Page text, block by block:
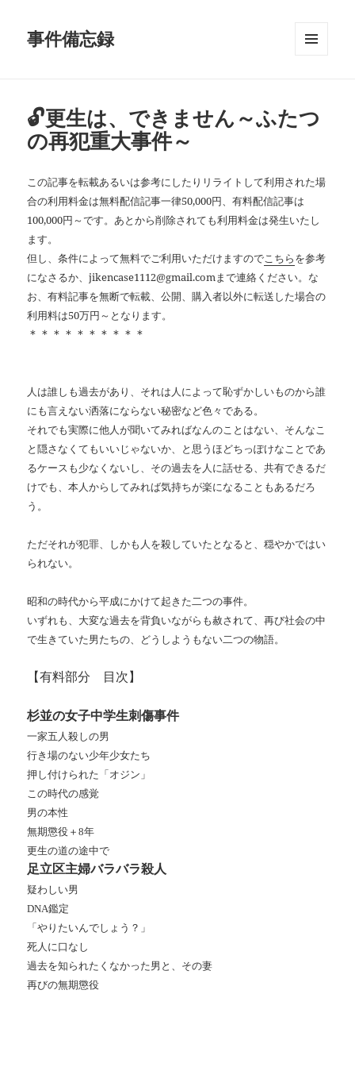
事件備忘録
🔓更生は、できません～ふたつ
の再犯重大事件～
この記事を転載あるいは参考にしたりリライトして利用された場
合の利用料金は無料配信記事一律50,000円、有料配信記事は
100,000円～です。あとから削除されても利用料金は発生いたし
ます。
但し、条件によって無料でご利用いただけますのでこちらを参考
になさるか、jikencase1112@gmail.comまで連絡ください。な
お、有料記事を無断で転載、公開、購入者以外に転送した場合の
利用料は50万円～となります。
＊＊＊＊＊＊＊＊＊＊
人は誰しも過去があり、それは人によって恥ずかしいものから誰
にも言えない洒落にならない秘密など色々である。
それでも実際に他人が聞いてみればなんのことはない、そんなこ
と隠さなくてもいいじゃないか、と思うほどちっぽけなことであ
るケースも少なくないし、その過去を人に話せる、共有できるだ
けでも、本人からしてみれば気持ちが楽になることもあるだろ
う。
ただそれが犯罪、しかも人を殺していたとなると、穏やかではい
られない。
昭和の時代から平成にかけて起きた二つの事件。
いずれも、大変な過去を背負いながらも赦されて、再び社会の中
で生きていた男たちの、どうしようもない二つの物語。
【有料部分 目次】
杉並の女子中学生刺傷事件
一家五人殺しの男
行き場のない少年少女たち
押し付けられた「オジン」
この時代の感覚
男の本性
無期懲役＋8年
更生の道の途中で
足立区主婦バラバラ殺人
疑わしい男
DNA鑑定
「やりたいんでしょう？」
死人に口なし
過去を知られたくなかった男と、その妻
再びの無期懲役